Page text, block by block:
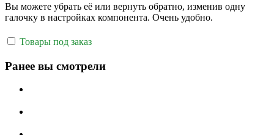
Вы можете убрать её или вернуть обратно, изменив одну
галочку в настройках компонента. Очень удобно.
Товары под заказ
Ранее вы смотрели